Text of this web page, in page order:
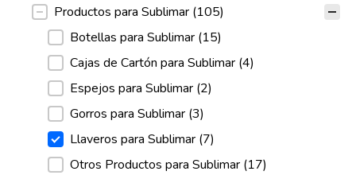
Productos para Sublimar (105)
Botellas para Sublimar (15)
Cajas de Cartón para Sublimar (4)
Espejos para Sublimar (2)
Gorros para Sublimar (3)
Llaveros para Sublimar (7)
Otros Productos para Sublimar (17)